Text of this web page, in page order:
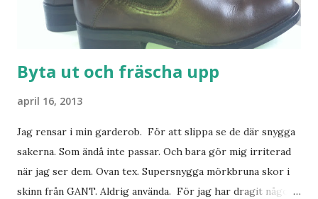
Byta ut och fräscha upp
april 16, 2013
Jag rensar i min garderob. För att slippa se de där snygga
sakerna. Som ändå inte passar. Och bara gör mig irriterad
när jag ser dem. Ovan tex. Supersnygga mörkbruna skor i
skinn från GANT. Aldrig använda. För jag har dragit någon